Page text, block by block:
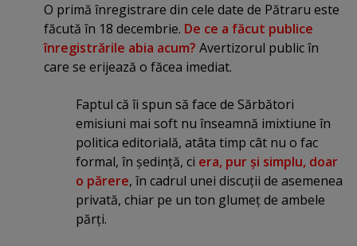
O primă înregistrare din cele date de Pătraru este
făcută în 18 decembrie. De ce a făcut publice
înregistrările abia acum? Avertizorul public în
care se erijează o făcea imediat.
Faptul că îi spun să face de Sărbători
emisiuni mai soft nu înseamnă imixtiune în
politica editorială, atâta timp cât nu o fac
formal, în şedinţă, ci era, pur şi simplu, doar
o părere, în cadrul unei discuţii de asemenea
privată, chiar pe un ton glumeţ de ambele
părţi.